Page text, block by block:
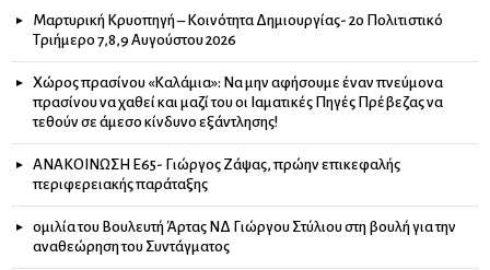
Μαρτυρική Κρυοπηγή – Κοινότητα Δημιουργίας- 2ο Πολιτιστικό
Τριήμερο 7,8,9 Αυγούστου 2026
Χώρος πρασίνου «Καλάμια»: Να μην αφήσουμε έναν πνεύμονα
πρασίνου να χαθεί και μαζί του οι Ιαματικές Πηγές Πρέβεζας να
τεθούν σε άμεσο κίνδυνο εξάντλησης!
ΑΝΑΚΟΙΝΩΣΗ Ε65- Γιώργος Ζάψας, πρώην επικεφαλής
περιφερειακής παράταξης
ομιλία του Βουλευτή Άρτας ΝΔ Γιώργου Στύλιου στη βουλή για την
αναθεώρηση του Συντάγματος